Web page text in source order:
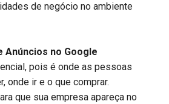
de negócio no ambiente
Anúncios no Google
pois é onde as pessoas
onde ir e o que comprar.
que sua empresa apareça no